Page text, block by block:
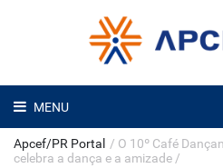
MENU
Apcef/PR Portal / O 10º Café
celebra a dança e a amizade /